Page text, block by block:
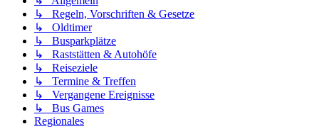
↳ Regeln, Vorschriften & Gesetze
↳ Oldtimer
↳ Busparkplätze
↳ Raststätten & Autohöfe
↳ Reiseziele
↳ Termine & Treffen
↳ Vergangene Ereignisse
↳ Bus Games
Regionales